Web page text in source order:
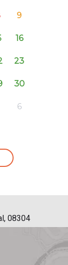
08304